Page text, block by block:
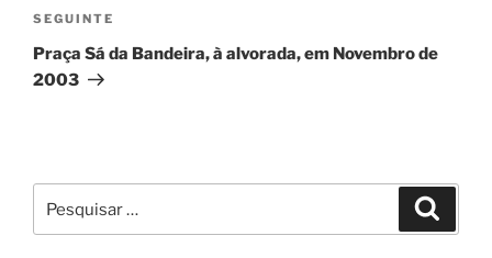
Conteúdo
seguinte
SEGUINTE
Praça Sá da Bandeira, à alvorada, em Novembro de
2003
por: